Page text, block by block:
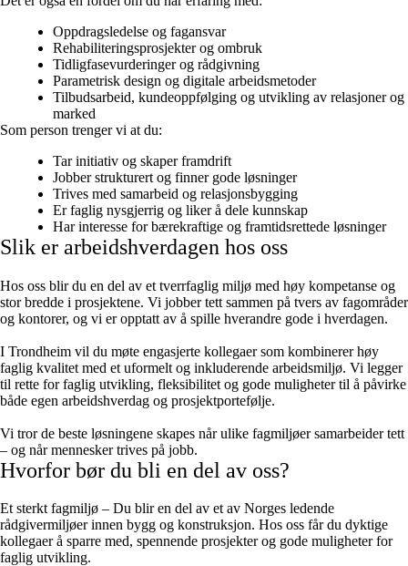
Oppdragsledelse og fagansvar
Rehabiliteringsprosjekter og ombruk
Tidligfasevurderinger og rådgivning
Parametrisk design og digitale arbeidsmetoder
Tilbudsarbeid, kundeoppfølging og utvikling av relasjoner og
marked
Som person trenger vi at du:
Tar initiativ og skaper framdrift
Jobber strukturert og finner gode løsninger
Trives med samarbeid og relasjonsbygging
Er faglig nysgjerrig og liker å dele kunnskap
Har interesse for bærekraftige og framtidsrettede løsninger
Slik er arbeidshverdagen hos oss
Hos oss blir du en del av et tverrfaglig miljø med høy kompetanse og
stor bredde i prosjektene. Vi jobber tett sammen på tvers av fagområder
og kontorer, og vi er opptatt av å spille hverandre gode i hverdagen.
I Trondheim vil du møte engasjerte kollegaer som kombinerer høy
faglig kvalitet med et uformelt og inkluderende arbeidsmiljø. Vi legger
til rette for faglig utvikling, fleksibilitet og gode muligheter til å påvirke
både egen arbeidshverdag og prosjektportefølje.
Vi tror de beste løsningene skapes når ulike fagmiljøer samarbeider tett
– og når mennesker trives på jobb.
Hvorfor bør du bli en del av oss?
Et sterkt fagmiljø – Du blir en del av et av Norges ledende
rådgivermiljøer innen bygg og konstruksjon. Hos oss får du dyktige
kollegaer å sparre med, spennende prosjekter og gode muligheter for
faglig utvikling.